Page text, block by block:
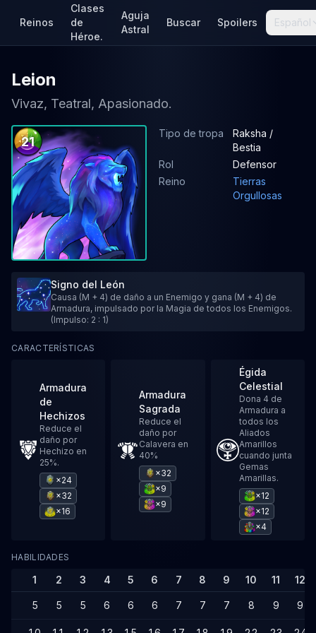
Reinos
Clases
de
Héroe.
Aguja
Astral
Buscar Spoilers Español
Leion
Vivaz, Teatral, Apasionado.
21
Tipo de tropa
Raksha /
Bestia
Rol
Defensor
Reino
Tierras
Orgullosas
Signo del León
Causa (M + 4) de daño a un Enemigo y gana (M + 4) de
Armadura, impulsado por la Magia de todos los Enemigos.
(Impulso: 2 : 1)
CARACTERÍSTICAS
Armadura
de
Hechizos
Reduce el
daño por
Hechizo en
25%.
×24
×32
×16
Armadura
Sagrada
Reduce el
daño por
Calavera en
40%
×32
×9
×9
Égida
Celestial
Dona 4 de
Armadura a
todos los
Aliados
Amarillos
cuando junta
Gemas
Amarillas.
×12
×12
×4
HABILIDADES
1 2 3 4 5 6 7 8 9 10 11 12
5 5 5 6 6 6 7 7 7 8 9 9